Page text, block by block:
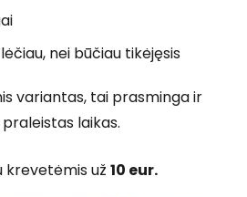
nei būčiau tikėjęsis
variantas, tai prasminga ir
laikas.
krevetėmis už 10 eur.